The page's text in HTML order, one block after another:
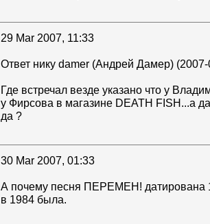
29 Mar 2007, 11:33
Ответ нику damer (Андрей Дамер)
Где встречал везде указано что у
у Фирсова в магазине DEATH FISH...а
да ?
30 Mar 2007, 01:33
А почему песня ПЕРЕМЕН! датирована
в 1984 была.